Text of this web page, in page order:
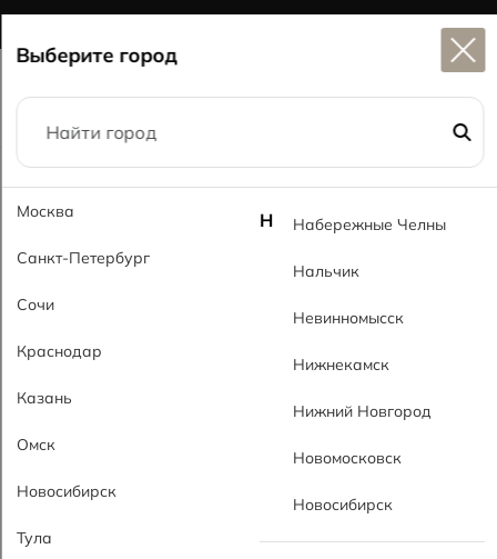
Главная Каталог 60x120 Джессика PL Jessika PL
Выберите город
Москва
Санкт-Петербург
Сочи
Краснодар
Казань
Омск
Новосибирск
Тула
Н Набережные Челны
Нальчик
Невинномысск
Нижнекамск
Нижний Новгород
Новомосковск
Новосибирск